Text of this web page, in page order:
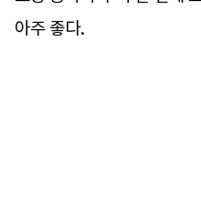
아주 좋다.